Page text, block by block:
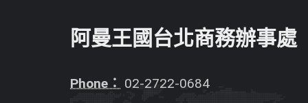
阿曼王國台北商務辦事處
Phone： 02-2722-0684